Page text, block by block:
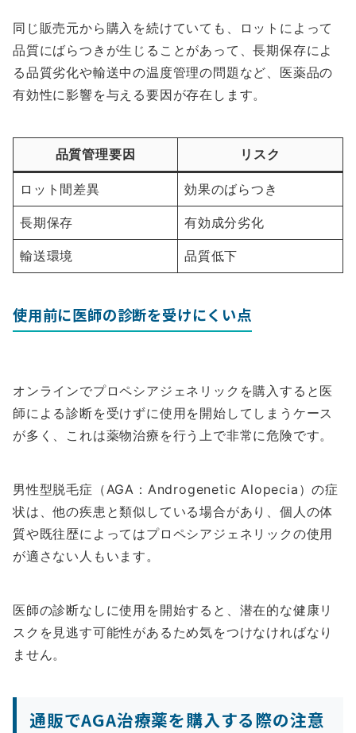
同じ販売元から購入を続けていても、ロットによって
品質にばらつきが生じることがあって、長期保存によ
る品質劣化や輸送中の温度管理の問題など、医薬品の
有効性に影響を与える要因が存在します。
品質管理要因 リスク
ロット間差異 効果のばらつき
長期保存 有効成分劣化
輸送環境 品質低下
使用前に医師の診断を受けにくい点
オンラインでプロペシアジェネリックを購入すると医
師による診断を受けずに使用を開始してしまうケース
が多く、これは薬物治療を行う上で非常に危険です。
男性型脱毛症（AGA：Androgenetic Alopecia）の症
状は、他の疾患と類似している場合があり、個人の体
質や既往歴によってはプロペシアジェネリックの使用
が適さない人もいます。
医師の診断なしに使用を開始すると、潜在的な健康リ
スクを見逃す可能性があるため気をつけなければなり
ません。
通販でAGA治療薬を購入する際の注意